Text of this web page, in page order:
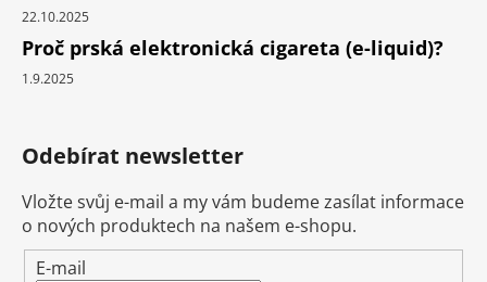
22.10.2025
Proč prská elektronická cigareta (e-liquid)?
1.9.2025
Odebírat newsletter
Vložte svůj e-mail a my vám budeme zasílat informace
o nových produktech na našem e-shopu.
E-mail